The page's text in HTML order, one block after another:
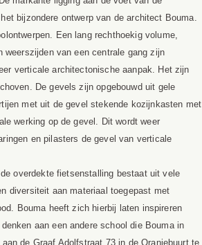
bijzondere ontwerp van de architect Bouma.
Een lang rechthoekig volume,
weerszijden van een centrale gang zijn
verticale architectonische aanpak. Het zijn
De gevels zijn opgebouwd uit gele
met uit de gevel stekende kozijnkasten met
werking op de gevel. Dit wordt weer
en pilasters de gevel van verticale
overdekte fietsenstalling bestaat uit vele
diversiteit aan materiaal toegepast met
Bouma heeft zich hierbij laten inspireren
aan een andere school die Bouma in
de Graaf Adolfstraat 73 in de Oranjebuurt te